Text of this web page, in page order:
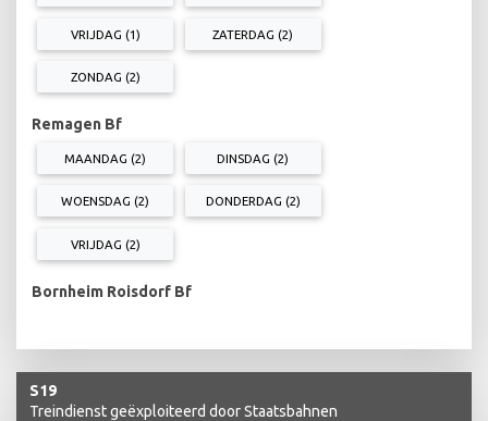
VRIJDAG (1) ZATERDAG (2)
ZONDAG (2)
Remagen Bf
MAANDAG (2) DINSDAG (2)
WOENSDAG (2) DONDERDAG (2)
VRIJDAG (2)
Bornheim Roisdorf Bf
S19
Treindienst geëxploiteerd door Staatsbahnen